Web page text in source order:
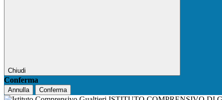
Chiudi
Conferma
Annulla Conferma